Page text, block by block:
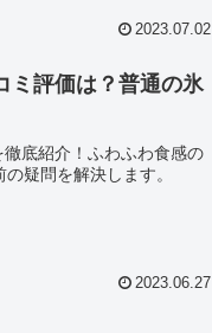
2023.07.02
ミ評価は？普通の氷
底紹介！ふわふわ食感の
疑問を解決します。
2023.06.27